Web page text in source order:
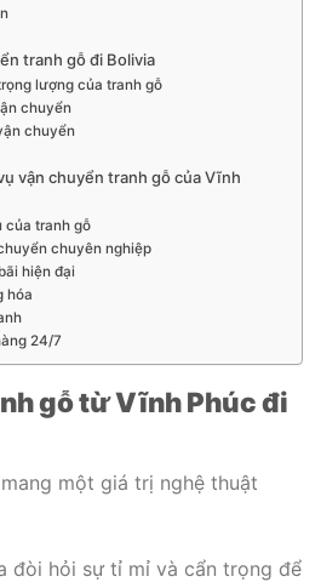
tranh gỗ đi Bolivia
lượng của tranh gỗ
chuyển
chuyển
vận chuyển tranh gỗ của Vĩnh
của tranh gỗ
chuyên nghiệp
hiện đại
hóa
24/7
gỗ từ Vĩnh Phúc đi
một giá trị nghệ thuật
đòi hỏi sự tỉ mỉ và cẩn trọng để